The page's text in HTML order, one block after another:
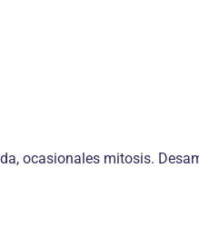
ocasionales mitosis.